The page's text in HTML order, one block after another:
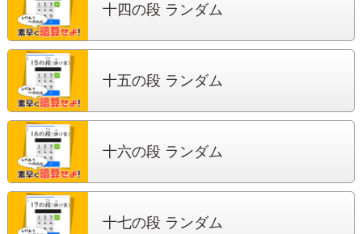
十四の段 ランダム
十五の段 ランダム
十六の段 ランダム
十七の段 ランダム